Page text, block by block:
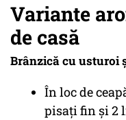
Variante
de casă
Brânzică cu usturoi
În loc de
pisați fin și 2